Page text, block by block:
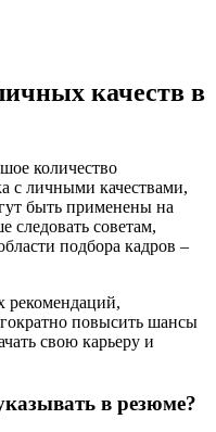
качеств в
количество
с личными качествами,
быть применены на
следовать советам,
подбора кадров –
рекомендаций,
повысить шансы
свою карьеру и
в резюме?